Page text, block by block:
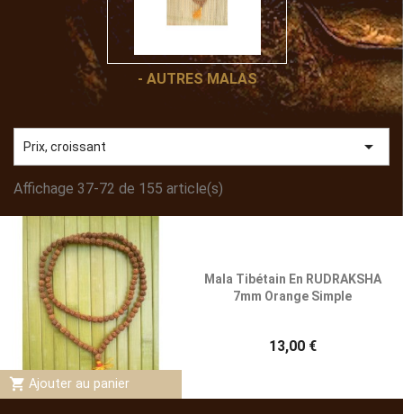
- AUTRES MALAS
Prix, croissant 
Affichage 37-72 de 155 article(s)
shopping_cart Ajouter au panier
Mala Tibétain En RUDRAKSHA
7mm Orange Simple
13,00 €